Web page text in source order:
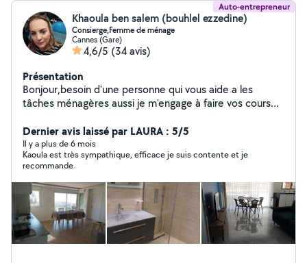
Auto-entrepreneur
Khaoula ben salem (bouhlel ezzedine)
Consierge,Femme de ménage
Cannes (Gare)
4,6/5 (34 avis)
Présentation
Bonjour,besoin d'une personne qui vous aide a les
tâches ménagères aussi je m'engage à faire vos courses
prendre des initiatives,aussi garde d'enfants, bébé sitter
je suis diplômée avec 7 ans d'expérien
Dernier avis laissé par LAURA : 5/5
Il y a plus de 6 mois
Kaoula est très sympathique, efficace je suis contente et je
recommande